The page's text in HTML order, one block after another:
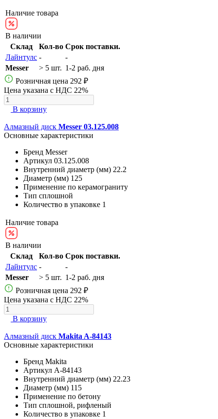
Наличие товара
В наличии
Склад
Кол-во Срок поставки.
Лайнтулс -
-
Messer
> 5 шт. 1-2 раб. дня
Розничная цена 292 ₽
Цена указана с НДС 22%
В корзину
Алмазный диск Messer 03.125.008
Основные характеристики
Бренд Messer
Артикул 03.125.008
Внутренний диаметр (мм) 22.2
Диаметр (мм) 125
Применение по керамограниту
Тип сплошной
Количество в упаковке 1
Наличие товара
В наличии
Склад
Кол-во Срок поставки.
Лайнтулс -
-
Messer
> 5 шт. 1-2 раб. дня
Розничная цена 292 ₽
Цена указана с НДС 22%
В корзину
Алмазный диск Makita A-84143
Основные характеристики
Бренд Makita
Артикул A-84143
Внутренний диаметр (мм) 22.23
Диаметр (мм) 115
Применение по бетону
Тип сплошной, рифленый
Количество в упаковке 1